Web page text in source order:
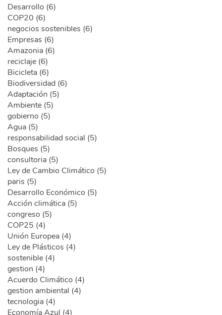
Desarrollo (6)
COP20 (6)
negocios sostenibles (6)
Empresas (6)
Amazonia (6)
reciclaje (6)
Bicicleta (6)
Biodiversidad (6)
Adaptación (5)
Ambiente (5)
gobierno (5)
Agua (5)
responsabilidad social (5)
Bosques (5)
consultoria (5)
Ley de Cambio Climático (5)
paris (5)
Desarrollo Económico (5)
Acción climática (5)
congreso (5)
COP25 (4)
Unión Europea (4)
Ley de Plásticos (4)
sostenible (4)
gestion (4)
Acuerdo Climático (4)
gestion ambiental (4)
tecnologia (4)
Economía Azul (4)